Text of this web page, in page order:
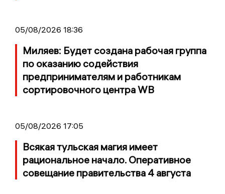
05/08/2026 18:36
Миляев: Будет создана рабочая группа
по оказанию содействия
предпринимателям и работникам
сортировочного центра WB
05/08/2026 17:05
Всякая тульская магия имеет
рациональное начало. Оперативное
совещание правительства 4 августа